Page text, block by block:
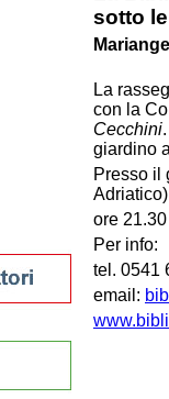
sotto
La
con la
Cecchini
giardino
Presso il
ore 21.30
Per info:
tel. 0541
email: